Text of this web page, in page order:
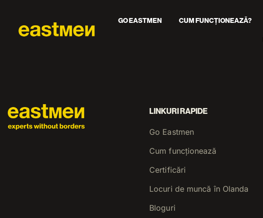
GO EASTMEN CUM FUNCȚIONEAZĂ?
LINKURI RAPIDE
Go Eastmen
Cum funcționează
Certificări
Locuri de muncă în Olanda
Bloguri